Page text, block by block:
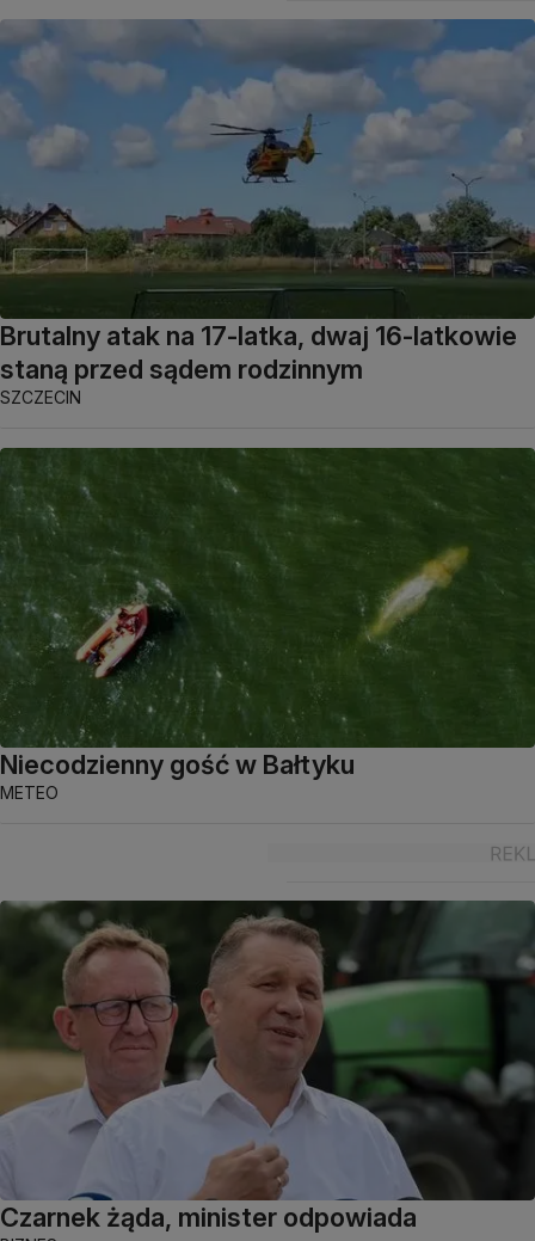
Brutalny atak na 17-latka, dwaj 16-latkowie
staną przed sądem rodzinnym
SZCZECIN
Niecodzienny gość w Bałtyku
METEO
Czarnek żąda, minister odpowiada